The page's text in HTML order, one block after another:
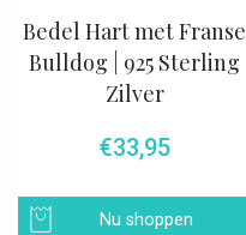
Bedel Hart met Franse
Bulldog | 925 Sterling
Zilver
€33,95
Nu shoppen